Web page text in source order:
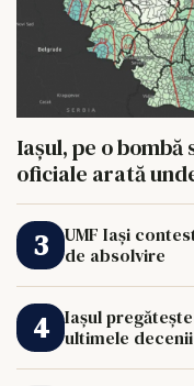
Iașul, pe o
oficiale arată
UMF Iași
de absolvire
Iașul
ultimele decenii